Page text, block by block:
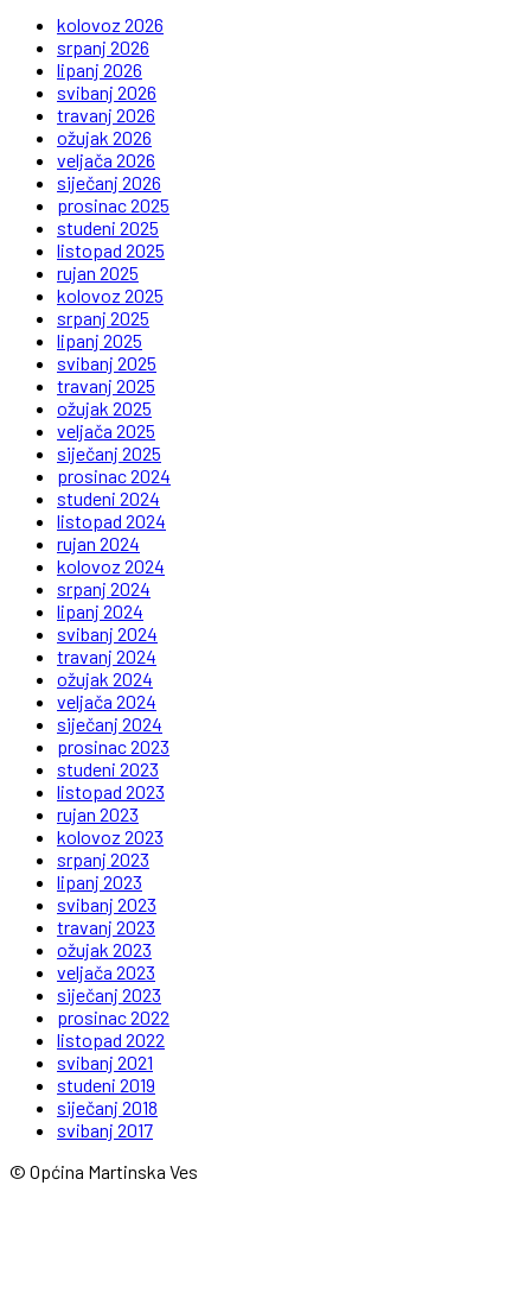
kolovoz 2026
srpanj 2026
lipanj 2026
svibanj 2026
travanj 2026
ožujak 2026
veljača 2026
siječanj 2026
prosinac 2025
studeni 2025
listopad 2025
rujan 2025
kolovoz 2025
srpanj 2025
lipanj 2025
svibanj 2025
travanj 2025
ožujak 2025
veljača 2025
siječanj 2025
prosinac 2024
studeni 2024
listopad 2024
rujan 2024
kolovoz 2024
srpanj 2024
lipanj 2024
svibanj 2024
travanj 2024
ožujak 2024
veljača 2024
siječanj 2024
prosinac 2023
studeni 2023
listopad 2023
rujan 2023
kolovoz 2023
srpanj 2023
lipanj 2023
svibanj 2023
travanj 2023
ožujak 2023
veljača 2023
siječanj 2023
prosinac 2022
listopad 2022
svibanj 2021
studeni 2019
siječanj 2018
svibanj 2017
© Općina Martinska Ves